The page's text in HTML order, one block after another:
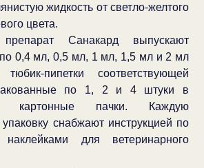
жидкость от светло-желтого
цвета.
препарат Санакард выпускают
0,4 мл, 0,5 мл, 1 мл, 1,5 мл и 2 мл
пипетки соответствующей
по 1, 2 и 4 штуки в
картонные пачки. Каждую
упаковку снабжают инструкцией по
для ветеринарного